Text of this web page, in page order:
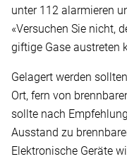
unter 112 alarmieren
«Versuchen Sie nicht,
giftige Gase austreten
Gelagert werden
Ort, fern von
sollte nach
Ausstand zu
Elektronische Geräte